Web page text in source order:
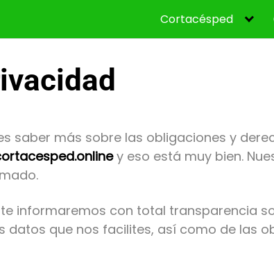
Cortacésped
saber más sobre las obligaciones y
y eso está muy bien.
informaremos con total transparencia
datos que nos facilites, así como de las